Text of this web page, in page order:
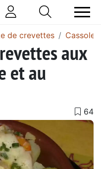
de crevettes
aux
et au